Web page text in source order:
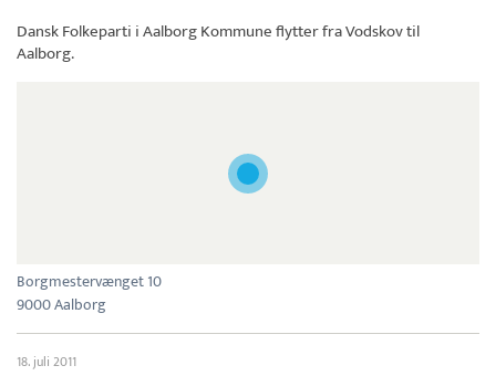
Dansk Folkeparti i Aalborg Kommuneflytter fra Vodskov til
Aalborg.
Borgmestervænget 10
9000 Aalborg
18. juli 2011